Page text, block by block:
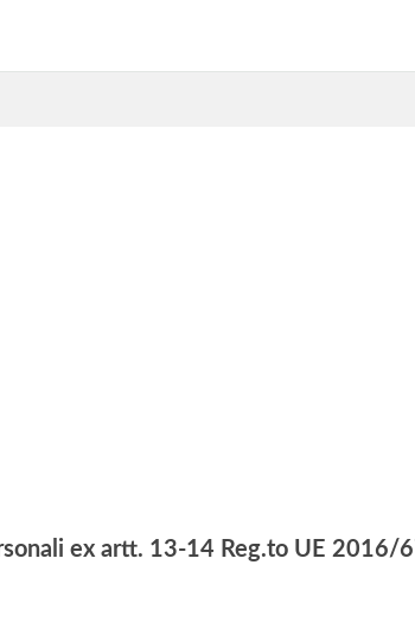
ex artt. 13-14 Reg.to UE 2016/